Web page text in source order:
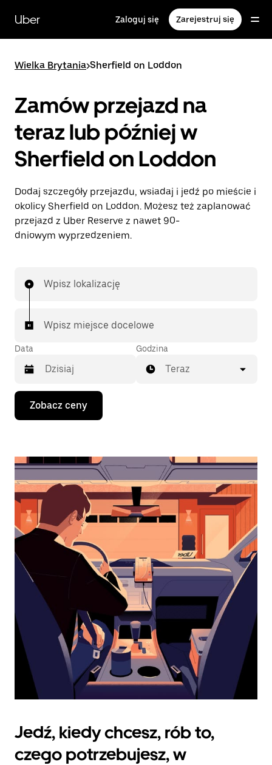
głównej
zawartości
Uber Zaloguj się Zarejestruj się
Wielka Brytania>Sherfield on Loddon
Zamów przejazd na
teraz lub później w
Sherfield on Loddon
Dodaj szczegóły przejazdu, wsiadaj i jedź po mieście i
okolicy Sherfield on Loddon. Możesz też zaplanować
przejazd z Uber Reserve z nawet 90-
dniowym wyprzedzeniem.
Wpisz lokalizację
Wpisz miejsce docelowe
Data
Naciśnij
klawisz
strzałki
do
i wybrać
datę.
Naciśnij
klawisz
„Escape”,
aby
zamknąć
kalendarz.
Godzina
Teraz
Zobacz ceny
Jedź, kiedy chcesz, rób to,
czego potrzebujesz, w